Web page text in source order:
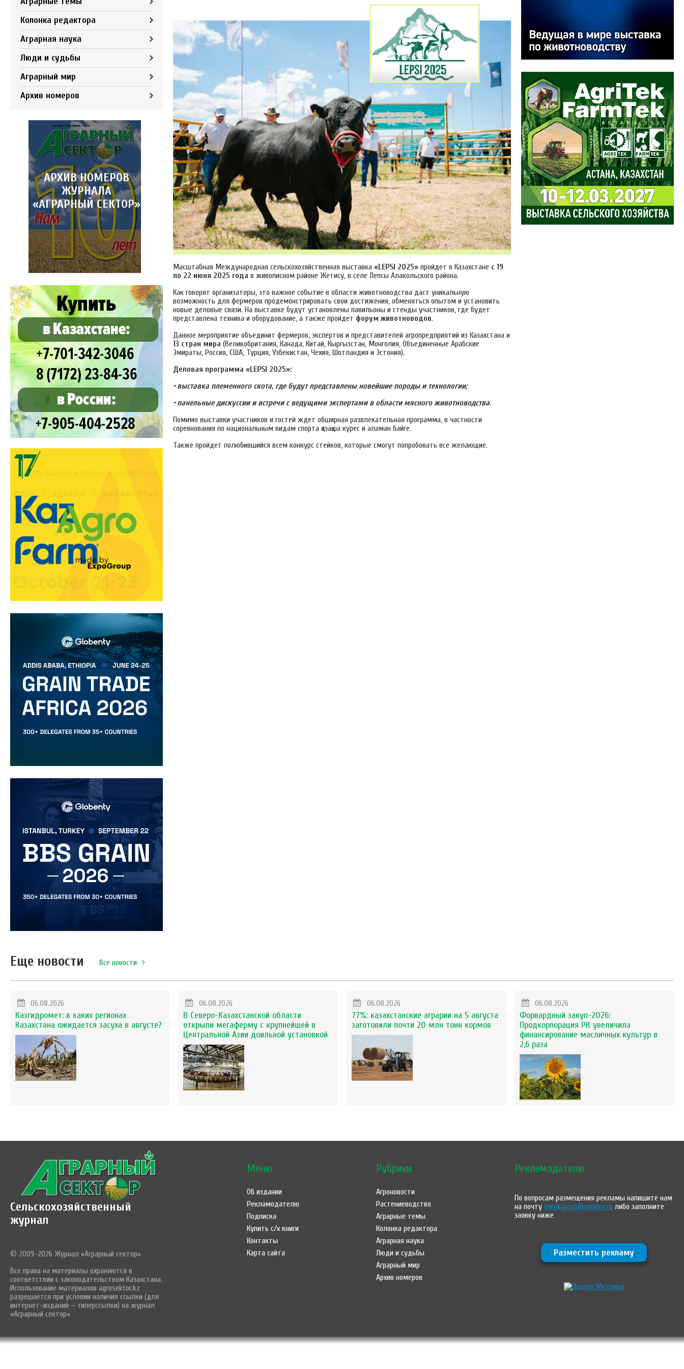
Колонка редактора
Аграрная наука
Люди и судьбы
Аграрный мир
Архив номеров
АРХИВ НОМЕРОВ
ЖУРНАЛА
«АГРАРНЫЙ СЕКТОР»
Масштабная Международная сельскохозяйственная выставка «LEPSI 2025» пройдет в Казахстане с 19
по 22 июня 2025 года в живописном районе Жетису, в селе Лепсы Алакольского района.
Как говорят организаторы, это важное событие в области животноводства даст уникальную
возможность для фермеров продемонстрировать свои достижения, обменяться опытом и установить
новые деловые связи. На выставке будут установлены павильоны и стенды участников, где будет
представлена техника и оборудование, а также пройдет форум животноводов.
Данное мероприятие объединит фермеров, экспертов и представителей агропредприятий из Казахстана и
13 стран мира (Великобритания, Канада, Китай, Кыргызстан, Монголия, Объединенные Арабские
Эмираты, Россия, США, Турция, Узбекистан, Чехия, Шотландия и Эстония).
Деловая программа «LEPSI 2025»:
• выставка племенного скота, где будут представлены новейшие породы и технологии;
• панельные дискуссии и встречи с ведущими экспертами в области мясного животноводства.
Помимо выставки участников и гостей ждет обширная развлекательная программа, в частности
соревнования по национальным видам спорта қазақша күрес и аламан байге.
Также пройдет полюбившийся всем конкурс стейков, которые смогут попробовать все желающие.
Еще новости Все новости
06.08.2026
Казгидромет: в каких регионах
Казахстана ожидается засуха в августе?
06.08.2026
В Северо-Казахстанской области
открыли мегаферму с крупнейшей в
Центральной Азии доильной установкой
06.08.2026
77%: казахстанские аграрии на 5 августа
заготовили почти 20 млн тонн кормов
06.08.2026
Форвардный закуп-2026:
Продкорпорация РК увеличила
финансирование масличных культур в
2,6 раза
Сельскохозяйственный
журнал
© 2009-2026 Журнал «Аграрный сектор»
Все права на материалы охраняются в
соответствии с законодательством Казахстана.
Использование материалов agrosektor.kz
разрешается при условии наличия ссылки (для
интернет-изданий — гиперссылки) на журнал
«Аграрный сектор»
Меню
Об издании
Рекламодателю
Подписка
Купить с/х книги
Контакты
Карта сайта
Рубрики
Агроновости
Растениеводство
Аграрные темы
Колонка редактора
Аграрная наука
Люди и судьбы
Аграрный мир
Архив номеров
Рекламодателю
По вопросам размещения рекламы напишите нам
на почтуagrokurgan@yandex.ru либо заполните
заявку ниже
Разместить рекламу